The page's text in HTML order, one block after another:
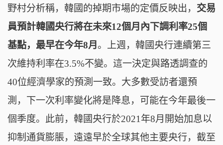
野村分析稱，韓國的掉期市場的定價反映出， 交易
員預計韓國央行將在未來12個月內下調利率25個
基點，最早在今年8月 。上週，韓國央行連續第三
次維持利率在3.5%不變。這一決定與路透調查的
40位經濟學家的預測一致。大多數受訪者還預
測，下一次利率變化將是降息，可能在今年最後一
個季度。此前，韓國央行於2021年8月開始加息以
抑制通貨膨脹，遠遠早於全球其他主要央行，截至